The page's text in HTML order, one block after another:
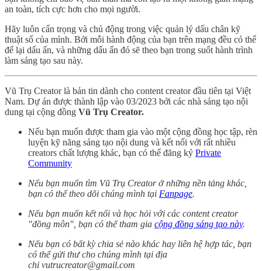
an toàn, tích cực hơn cho mọi người.
Hãy luôn cẩn trọng và chủ động trong việc quản lý dấu chân kỹ
thuật số của mình. Bởi mỗi hành động của bạn trên mạng đều có thể
để lại dấu ấn, và những dấu ấn đó sẽ theo bạn trong suốt hành trình
làm sáng tạo sau này.
Vũ Trụ Creator là bản tin dành cho content creator đầu tiên tại Việt
Nam. Dự án được thành lập vào 03/2023 bởi các nhà sáng tạo nội
dung tại cộng đồng Vũ Trụ Creator.
Nếu bạn muốn được tham gia vào một cộng đồng học tập, rèn
luyện kỹ năng sáng tạo nội dung và kết nối với rất nhiều
creators chất lượng khác, bạn có thể đăng ký Private
Community
Nếu bạn muốn tìm Vũ Trụ Creator ở những nền tảng khác,
bạn có thể theo dõi chúng mình tại Fanpage.
Nếu bạn muốn kết nối và học hỏi với các content creator
"đồng môn", bạn có thể tham gia cộng đồng sáng tạo này.
Nếu bạn có bất kỳ chia sẻ nào khác hay liên hệ hợp tác, bạn
có thể gửi thư cho chúng mình tại địa
chỉ vutrucreator@gmail.com